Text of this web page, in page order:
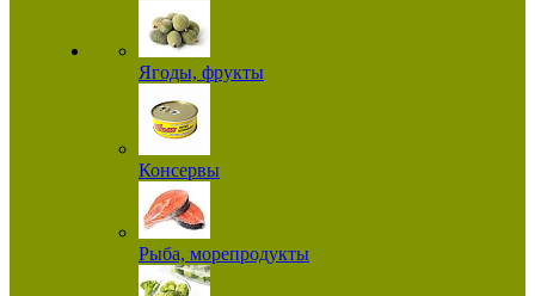
Ягоды, фрукты
Консервы
Рыба, морепродукты